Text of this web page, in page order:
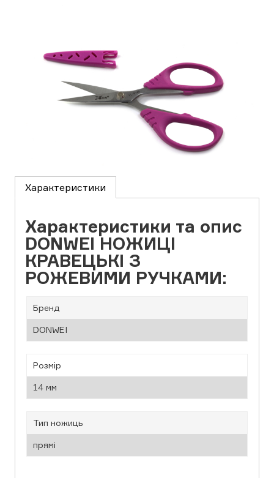
Характеристики
Характеристики та опис
DONWEI НОЖИЦІ
КРАВЕЦЬКІ З
РОЖЕВИМИ РУЧКАМИ:
Бренд
DONWEI
Розмір
14 мм
Тип ножиць
прямі